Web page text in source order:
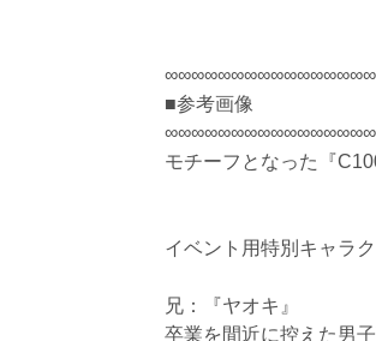
■参考画像
モチーフとなった『
イベント用特別キャラ
兄：『ヤオキ』
卒業を間近に控えた男